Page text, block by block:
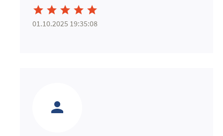
    
01.10.2025 19:35:08